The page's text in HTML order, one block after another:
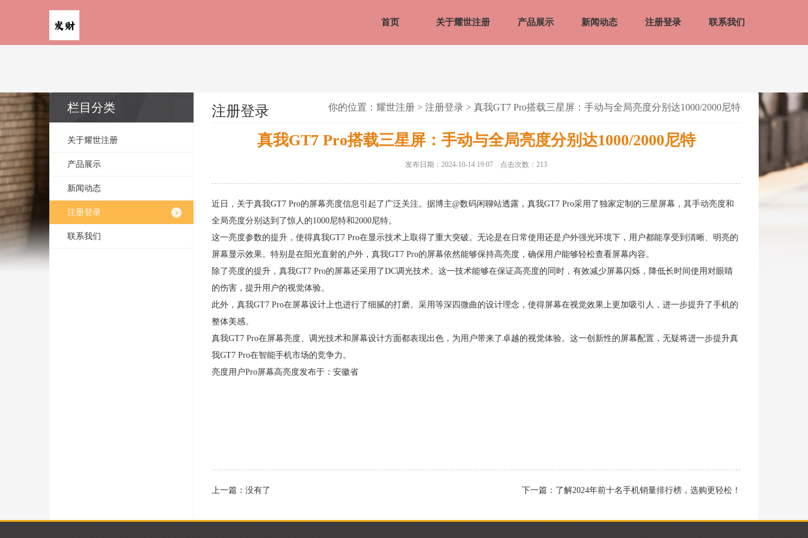
首页 关于耀世注册 产品展示 新闻动态 注册登录 联系我们
栏目分类
关于耀世注册
产品展示
新闻动态
注册登录
联系我们
注册登录 你的位置： 耀世注册 > 注册登录 > 真我GT7 Pro搭载三星屏：手动与全局亮度分别达1000/2000尼特
真我GT7 Pro搭载三星屏：手动与全局亮度分别达1000/2000尼特
发布日期：2024-10-14 19:07 点击次数：213
近日，关于真我GT7 Pro的屏幕亮度信息引起了广泛关注。据博主@数码闲聊站透露，真我GT7 Pro采用了独家定制的三星屏幕，其手动亮度和
全局亮度分别达到了惊人的1000尼特和2000尼特。
这一亮度参数的提升，使得真我GT7 Pro在显示技术上取得了重大突破。无论是在日常使用还是户外强光环境下，用户都能享受到清晰、明亮的
屏幕显示效果。特别是在阳光直射的户外，真我GT7 Pro的屏幕依然能够保持高亮度，确保用户能够轻松查看屏幕内容。
除了亮度的提升，真我GT7 Pro的屏幕还采用了DC调光技术。这一技术能够在保证高亮度的同时，有效减少屏幕闪烁，降低长时间使用对眼睛
的伤害，提升用户的视觉体验。
此外，真我GT7 Pro在屏幕设计上也进行了细腻的打磨。采用等深四微曲的设计理念，使得屏幕在视觉效果上更加吸引人，进一步提升了手机的
整体美感。
真我GT7 Pro在屏幕亮度、调光技术和屏幕设计方面都表现出色，为用户带来了卓越的视觉体验。这一创新性的屏幕配置，无疑将进一步提升真
我GT7 Pro在智能手机市场的竞争力。
亮度用户Pro屏幕高亮度发布于：安徽省
上一篇：没有了 下一篇： 了解2024年前十名手机销量排行榜，选购更轻松！